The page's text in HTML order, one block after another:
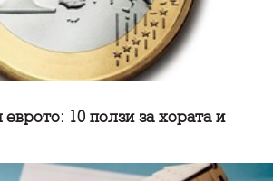
10 ползи за хората и